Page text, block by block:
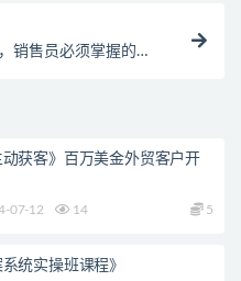
销售员必须掌握的硬
获客》百万美金外贸客户开
07-12 14 5
统实操班课程》